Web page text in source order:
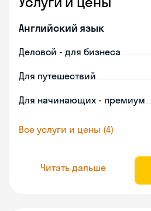
Английский язык
Деловой - для бизнеса
Для путешествий
Для начинающих - премиум
Все услуги и цены (4)
Читать дальше